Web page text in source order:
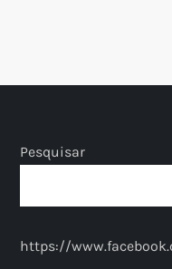
Pesquisar
https://